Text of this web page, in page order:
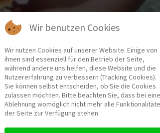
Wir benutzen Cookies
Wir nutzen Cookies auf unserer Website. Einige von
ihnen sind essenziell für den Betrieb der Seite,
während andere uns helfen, diese Website und die
Nutzererfahrung zu verbessern (Tracking Cookies).
Sie können selbst entscheiden, ob Sie die Cookies
zulassen möchten. Bitte beachten Sie, dass bei
Ablehnung womöglich nicht mehr alle
der Seite zur Verfügung stehen.